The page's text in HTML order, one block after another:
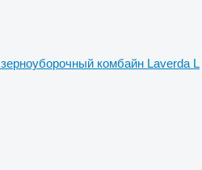
зерноуборочный комбайн Laverda L